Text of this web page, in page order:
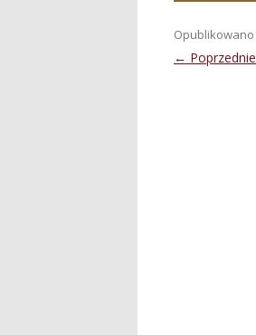
Opublikowano
← Poprzednie